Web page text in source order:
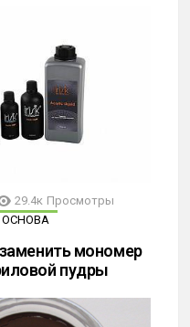
29.4к Просмотры
ОСНОВА
мономер
пудры